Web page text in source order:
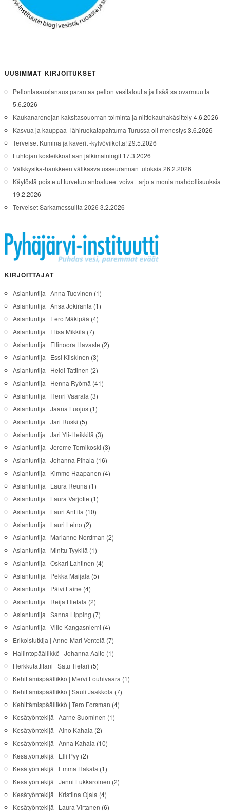
UUSIMMAT KIRJOITUKSET
Pellontasauslanaus parantaa pellon vesitaloutta ja lisää satovarmuutta
5.6.2026
Kaukanaronojan kaksitasouoman toiminta ja niittokauhakäsittely4.6.2026
Kasvua ja kauppaa -lähiruokatapahtuma Turussa oli menestys3.6.2026
Terveiset Kumina ja kaverit -kylvöviikolta!29.5.2026
Luhtojan kosteikkoaltaan jälkimainingit 17.3.2026
Välkkysika-hankkeen välikasvatusseurannan tuloksia 26.2.2026
Käytöstä poistetut turvetuotantoalueet voivat tarjota monia mahdollisuuksia
19.2.2026
Terveiset Sarkamessuilta 2026 3.2.2026
KIRJOITTAJAT
Asiantuntija | Anna Tuovinen (1)
Asiantuntija | Ansa Jokiranta (1)
Asiantuntija | Eero Mäkipää (4)
Asiantuntija | Elisa Mikkilä (7)
Asiantuntija | Ellinoora Havaste (2)
Asiantuntija | Essi Kiiskinen (3)
Asiantuntija | Heidi Tattinen (2)
Asiantuntija | Henna Ryömä (41)
Asiantuntija | Henri Vaarala (3)
Asiantuntija | Jaana Luojus(1)
Asiantuntija | Jari Ruski (5)
Asiantuntija | Jari Yli-Heikkilä (3)
Asiantuntija | Jerome Tornikoski (3)
Asiantuntija | Johanna Pihala (16)
Asiantuntija | Kimmo Haapanen (4)
Asiantuntija | Laura Reuna (1)
Asiantuntija | Laura Varjotie (1)
Asiantuntija | Lauri Anttila (10)
Asiantuntija | Lauri Leino (2)
Asiantuntija | Marianne Nordman (2)
Asiantuntija | Minttu Tyykilä (1)
Asiantuntija | Oskari Lahtinen (4)
Asiantuntija | Pekka Maijala (5)
Asiantuntija | Päivi Laine (4)
Asiantuntija | Reija Hietala (2)
Asiantuntija | Sanna Lipping (7)
Asiantuntija | Ville Kangasniemi (4)
Erikoistutkija | Anne-Mari Ventelä (7)
Hallintopäällikkö | Johanna Aalto (1)
Herkkutattifani | Satu Tietari (5)
Kehittämispäällikkö | Mervi Louhivaara (1)
Kehittämispäällikkö | Sauli Jaakkola (7)
Kehittämispäällikkö | Tero Forsman (4)
Kesätyöntekijä | Aarne Suominen (1)
Kesätyöntekijä | Aino Kahala (2)
Kesätyöntekijä | Anna Kahala (10)
Kesätyöntekijä | Elli Pyy(2)
Kesätyöntekijä | Emma Hakala (1)
Kesätyöntekijä | Jenni Lukkaroinen (2)
Kesätyöntekijä | Kristiina Ojala (4)
Kesätyöntekijä | Laura Virtanen (6)